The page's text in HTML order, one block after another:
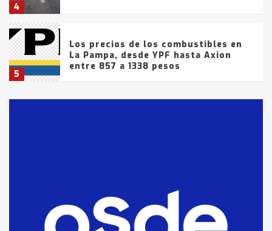
4
5
Los precios de los combustibles en
La Pampa, desde YPF hasta Axion
entre 857 a 1338 pesos
fueron detenidos por
comercialización de drogas en la
tarde del sábado